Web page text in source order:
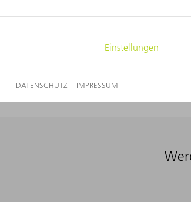
Motivation und Zuverlässigkeit. Außerdem
damit ein angenehmes
sich nicht scheut Fragen zu stellen.